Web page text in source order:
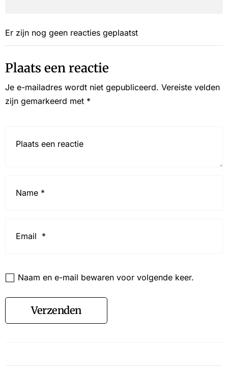
Er zijn nog geen reacties geplaatst
Plaats een reactie
Je e-mailadres wordt niet gepubliceerd. Vereiste velden
zijn gemarkeerd met *
Naam en e-mail bewaren voor volgende keer.
Verzenden